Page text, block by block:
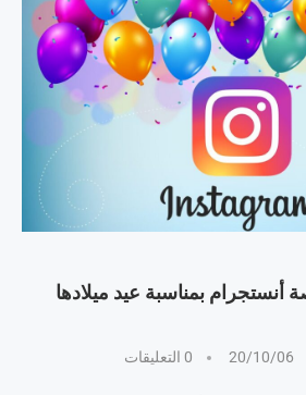
أنستجرام بمناسبة عيد ميلادها
20/10/06 0 التعليقات